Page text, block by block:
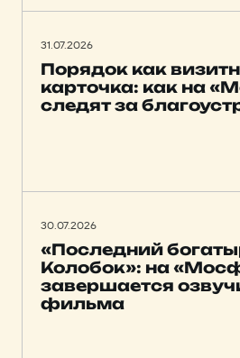
31.07.2026
Порядок как
карточка: как на
следят за
30.07.2026
«Последний
Колобок»: на
завершается
фильма